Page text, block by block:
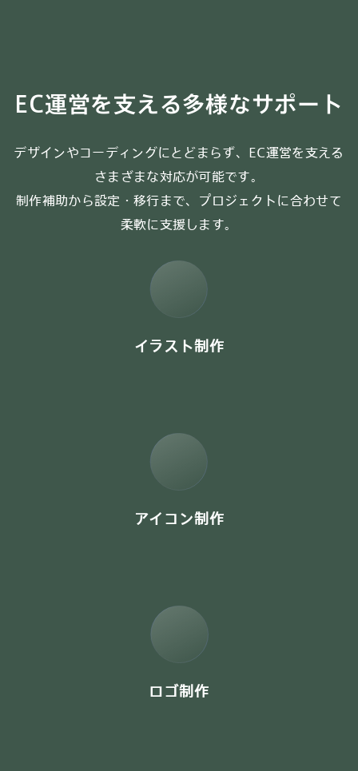
EC運営を支える多様なサポート
デザインやコーディングにとどまらず、EC運営を支える
さまざまな対応が可能です。
制作補助から設定・移行まで、プロジェクトに合わせて
柔軟に支援します。
イラスト制作
アイコン制作
ロゴ制作